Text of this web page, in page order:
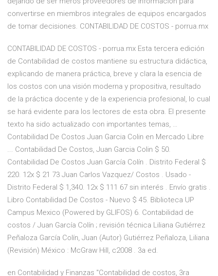
convertirse en miembros integrales de equipos encargados
de tomar decisiones. CONTABILIDAD DE COSTOS - porrua.mx
CONTABILIDAD DE COSTOS - porrua.mx Esta tercera edición
de Contabilidad de costos mantiene su estructura didáctica,
explicando de manera práctica, breve y clara la esencia de
los costos con una visión moderna y propositiva, resultado
de la práctica docente y de la experiencia profesional, lo cual
se hará evidente para los lectores de esta obra. El presente
texto ha sido actualizado con importantes temas, …
Contabilidad De Costos Juan Garcia Colin en Mercado Libre
... Contabilidad De Costos, Juan Garcia Colin $ 50.
Contabilidad De Costos Juan García Colín . Distrito Federal $
220. 12x $ 21 73 Juan Carlos Vazquez/ Costos . Usado -
Distrito Federal $ 1,340. 12x $ 111 67 sin interés . Envío gratis .
Libro Contabilidad De Costos - Nuevo $ 45. Biblioteca UP
Campus Mexico (Powered by GLIFOS) 6. Contabilidad de
costos / Juan García Colín ; revisión técnica Liliana Gutiérrez
Peñaloza García Colín, Juan (Autor) Gutiérrez Peñaloza, Liliana
(Revisión) México : McGraw Hill, c2008 . 3a ed.
en Contabilidad y Finanzas "Contabilidad de costos, 3ra